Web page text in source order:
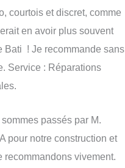
courtois et discret, comme
en avoir plus souvent
Bati ! Je recommande sans
Service : Réparations
passés par M.
pour notre construction et
recommandons vivement.